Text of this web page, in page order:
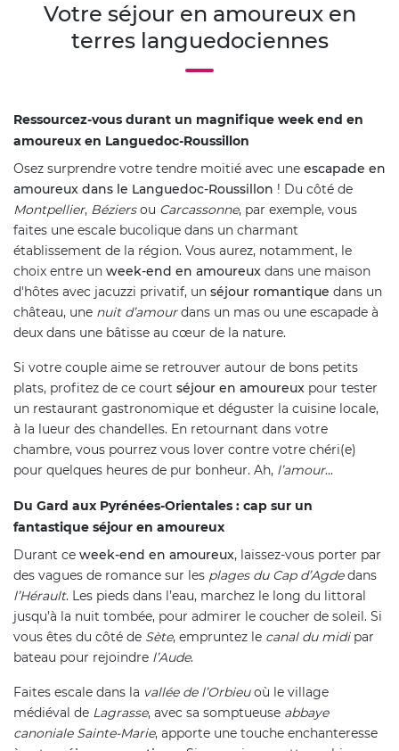
Votre séjour en amoureux en
terres languedociennes
Ressourcez-vous durant un magnifique week end en
amoureux en Languedoc-Roussillon
Osez surprendre votre tendre moitié avec une escapade en
amoureux dans le Languedoc-Roussillon ! Du côté de
Montpellier, Béziersou Carcassonne, par exemple, vous
faites une escale bucolique dans un charmant
établissement de la région. Vous aurez, notamment, le
choix entre un week-end en amoureux dans une maison
d'hôtes avec jacuzzi privatif, un séjour romantique dans un
château, une nuit d’amourdans un mas ou une escapade à
deux dans une bâtisse au cœur de la nature.
Si votre couple aime se retrouver autour de bons petits
plats, profitez de ce court séjour en amoureux pour tester
un restaurant gastronomique et déguster la cuisine locale,
à la lueur des chandelles. En retournant dans votre
chambre, vous pourrez vous lover contre votre chéri(e)
pour quelques heures de pur bonheur. Ah, l’amour...
Du Gard aux Pyrénées-Orientales : cap sur un
fantastique séjour en amoureux
Durant ce week-end en amoureux, laissez-vous porter par
des vagues de romance sur les plages du Cap d’Agdedans
l’Hérault. Les pieds dans l’eau, marchez le long du littoral
jusqu’à la nuit tombée, pour admirer le coucher de soleil. Si
vous êtes du côté de Sète, empruntez le canal du midipar
bateau pour rejoindre l’Aude.
Faites escale dans la vallée de l’Orbieuoù le village
médiéval de Lagrasse, avec sa somptueuse abbaye
canoniale Sainte-Marie, apporte une touche enchanteresse